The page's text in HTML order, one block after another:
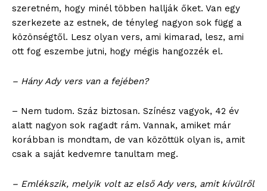
szeretném, hogy minél többen hallják őket. Van egy
szerkezete az estnek, de tényleg nagyon sok függ a
közönségtől. Lesz olyan vers, ami kimarad, lesz, ami
ott fog eszembe jutni, hogy mégis hangozzék el.
– Hány Ady vers van a fejében?
– Nem tudom. Száz biztosan. Színész vagyok, 42 év
alatt nagyon sok ragadt rám. Vannak, amiket már
korábban is mondtam, de van közöttük olyan is, amit
csak a saját kedvemre tanultam meg.
– Emlékszik, melyik volt az első Ady vers, amit kívülről